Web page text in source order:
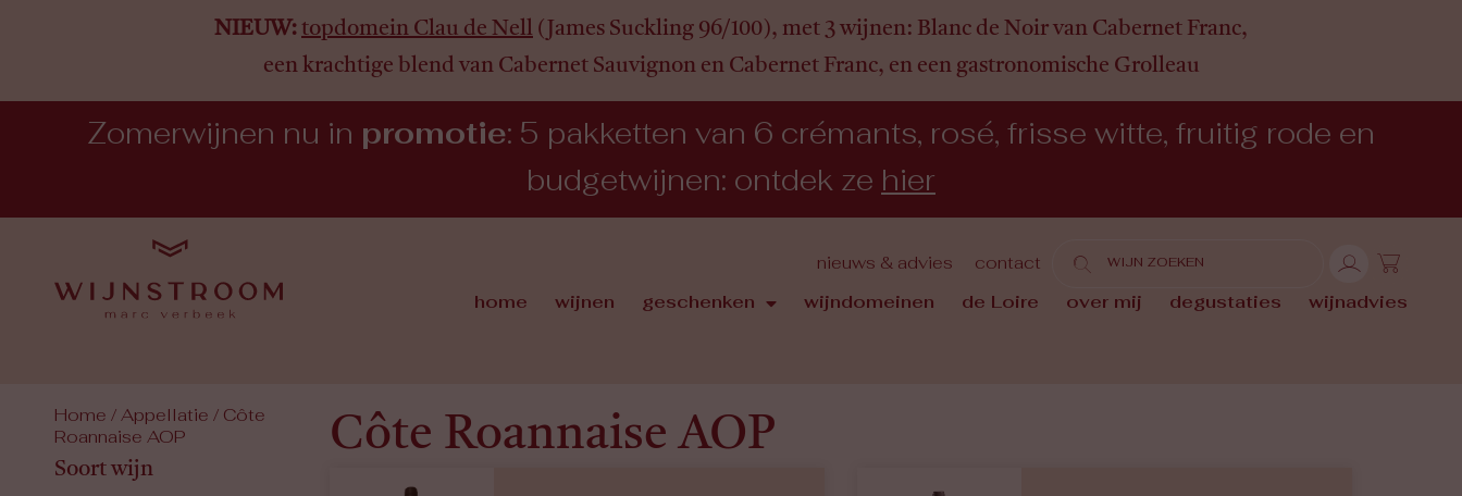
NIEUW: topdomein Clau de Nell (James Suckling 96/100), met 3 wijnen: Blanc de Noir van Cabernet Franc,
een krachtige blend van Cabernet Sauvignon en Cabernet Franc, en een gastronomische Grolleau
Zomerwijnen nu in promotie: 5 pakketten van 6 crémants, rosé, frisse witte, fruitig rode en
budgetwijnen: ontdek ze hier
nieuws & advies contact
home wijnen geschenken wijndomeinen de Loire over mij degustaties wijnadvies
Home / Appellatie / Côte
Roannaise AOP
Soort wijn
Côte Roannaise AOP